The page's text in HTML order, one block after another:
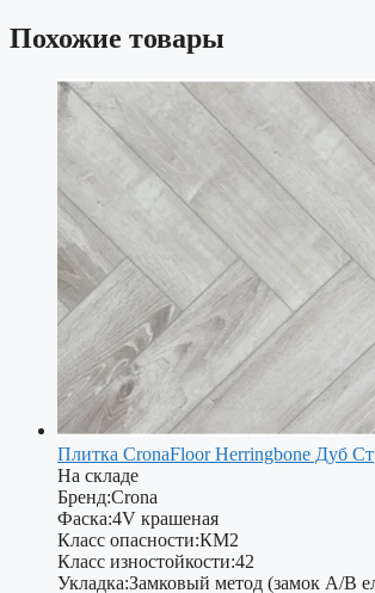
Похожие товары
Плитка CronaFloor Herringbone Дуб
На складе
Бренд:Crona
Фаска:4V крашеная
Класс опасности:КМ2
Класс изностойкости:42
Укладка:Замковый метод (замок A/B